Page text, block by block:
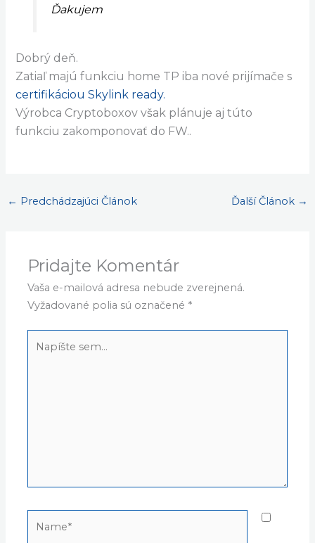
Ďakujem
Dobrý deň.
Zatiaľ majú funkciu home TP iba nové prijímače s
certifikáciou Skylink ready.
Výrobca Cryptoboxov však plánuje aj túto
funkciu zakomponovať do FW..
← Predchádzajúci Článok Ďalší Článok →
Pridajte Komentár
Vaša e-mailová adresa nebude zverejnená.
Vyžadované polia sú označené *
sem...